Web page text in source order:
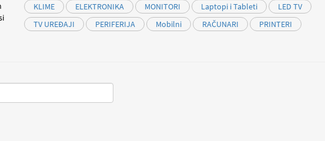
KLIME
ELEKTRONIKA MONITORI Laptopi i Tableti
LED TV
TV UREĐAJI
PERIFERIJA Mobilni RAČUNARI PRINTERI